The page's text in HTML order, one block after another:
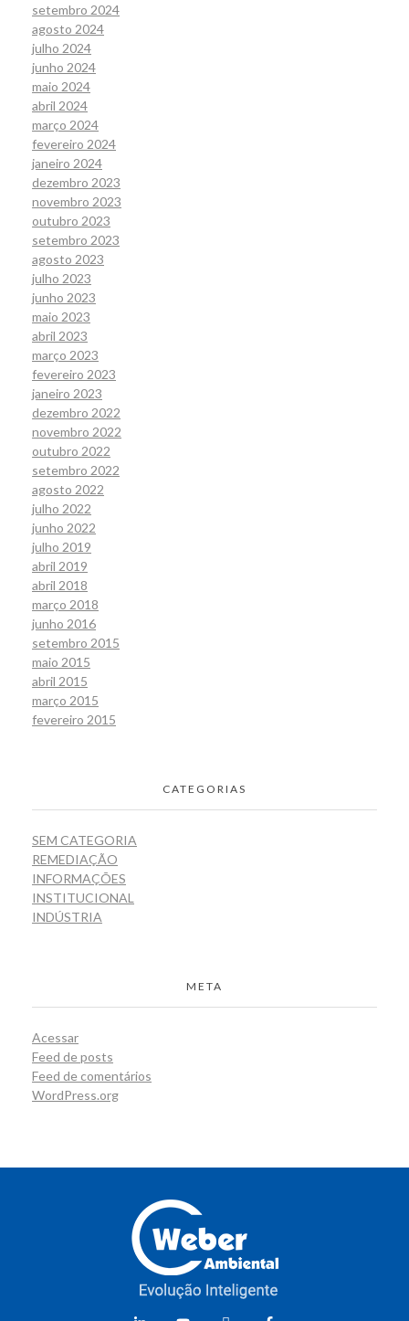
setembro 2024
agosto 2024
julho 2024
junho 2024
maio 2024
abril 2024
março 2024
fevereiro 2024
janeiro 2024
dezembro 2023
novembro 2023
outubro 2023
setembro 2023
agosto 2023
julho 2023
junho 2023
maio 2023
abril 2023
março 2023
fevereiro 2023
janeiro 2023
dezembro 2022
novembro 2022
outubro 2022
setembro 2022
agosto 2022
julho 2022
junho 2022
julho 2019
abril 2019
abril 2018
março 2018
junho 2016
setembro 2015
maio 2015
abril 2015
março 2015
fevereiro 2015
CATEGORIAS
SEM CATEGORIA
REMEDIAÇÃO
INFORMAÇÕES
INSTITUCIONAL
INDÚSTRIA
META
Acessar
Feed de posts
Feed de comentários
WordPress.org